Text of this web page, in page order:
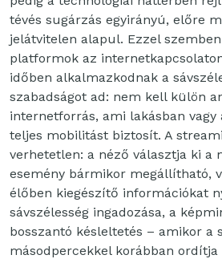
tévés sugárzás egyirányú, előre
jelátvitelen alapul. Ezzel
platformok az
időben alkalmazkodnak a
szabadságot ad: nem kell külön
internetforrás, ami lakásban vagy
teljes mobilitást biztosít. A
verhetetlen: a néző választja ki a
esemény bármikor megállítható,
élőben kiegészítő információkat
sávszélesség ingadozása, a
bosszantó késleltetés – amikor a
másodpercekkel korábban